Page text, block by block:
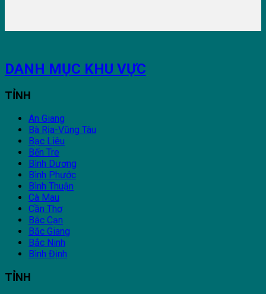
DANH MỤC KHU VỰC
TỈNH
An Giang
Bà Rịa-Vũng Tàu
Bạc Liêu
Bến Tre
Bình Dương
Bình Phước
Bình Thuận
Cà Mau
Cần Thơ
Bắc Cạn
Bắc Giang
Bắc Ninh
Bình Định
TỈNH